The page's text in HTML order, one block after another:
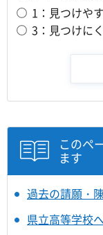
1：見つけや
3：見つけに
このペ
ます
過去の請願・
県立高等学校